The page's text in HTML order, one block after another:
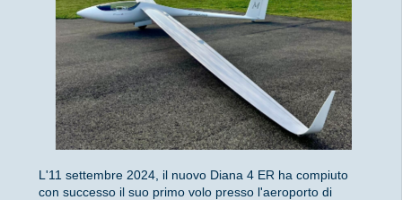
L'11 settembre 2024, il nuovo Diana 4 ER ha compiuto
con successo il suo primo volo presso l'aeroporto di